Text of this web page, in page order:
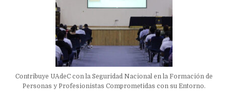
Contribuye UAdeC con la Seguridad Nacional en la Formación de
Personas y Profesionistas Comprometidas con su Entorno.